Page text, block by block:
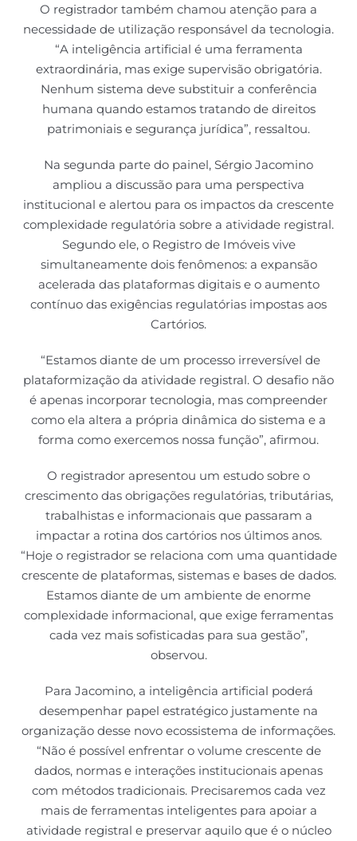
O registrador também chamou atenção para a
necessidade de utilização responsável da tecnologia.
“A inteligência artificial é uma ferramenta
extraordinária, mas exige supervisão obrigatória.
Nenhum sistema deve substituir a conferência
humana quando estamos tratando de direitos
patrimoniais e segurança jurídica”, ressaltou.
Na segunda parte do painel, Sérgio Jacomino
ampliou a discussão para uma perspectiva
institucional e alertou para os impactos da crescente
complexidade regulatória sobre a atividade registral.
Segundo ele, o Registro de Imóveis vive
simultaneamente dois fenômenos: a expansão
acelerada das plataformas digitais e o aumento
contínuo das exigências regulatórias impostas aos
Cartórios.
“Estamos diante de um processo irreversível de
plataformização da atividade registral. O desafio não
é apenas incorporar tecnologia, mas compreender
como ela altera a própria dinâmica do sistema e a
forma como exercemos nossa função”, afirmou.
O registrador apresentou um estudo sobre o
crescimento das obrigações regulatórias, tributárias,
trabalhistas e informacionais que passaram a
impactar a rotina dos cartórios nos últimos anos.
“Hoje o registrador se relaciona com uma quantidade
crescente de plataformas, sistemas e bases de dados.
Estamos diante de um ambiente de enorme
complexidade informacional, que exige ferramentas
cada vez mais sofisticadas para sua gestão”,
observou.
Para Jacomino, a inteligência artificial poderá
desempenhar papel estratégico justamente na
organização desse novo ecossistema de informações.
“Não é possível enfrentar o volume crescente de
dados, normas e interações institucionais apenas
com métodos tradicionais. Precisaremos cada vez
mais de ferramentas inteligentes para apoiar a
atividade registral e preservar aquilo que é o núcleo